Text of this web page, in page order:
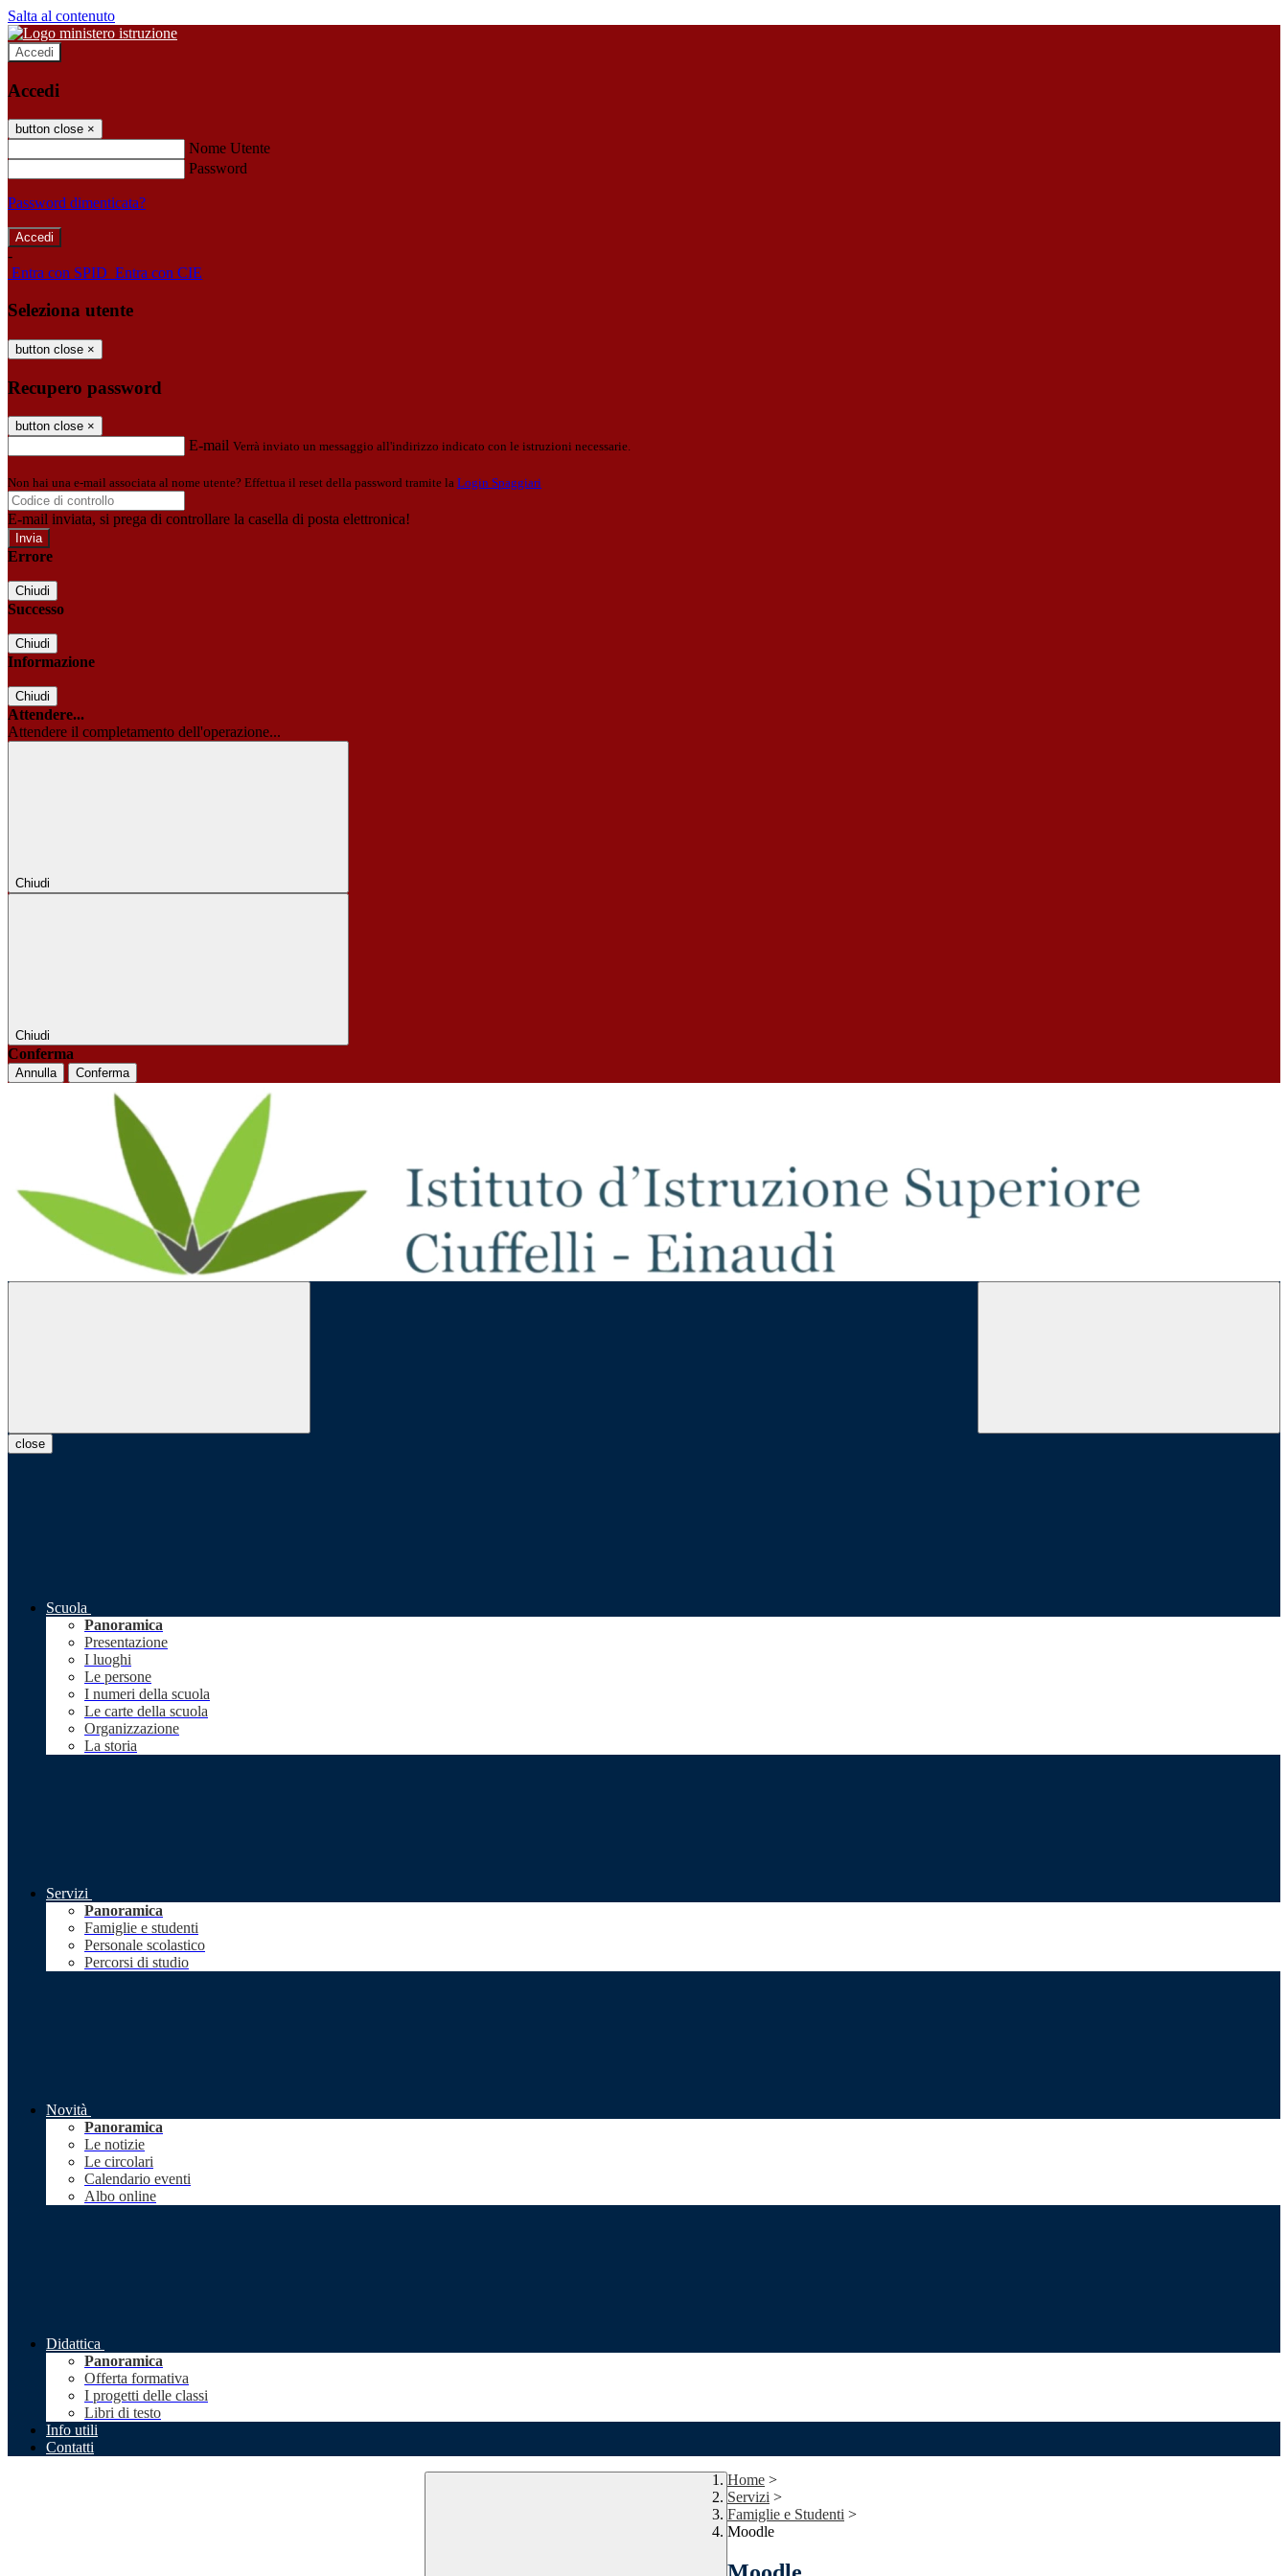
Salta al contenuto
Accedi
Accedi
button close ×
Nome Utente
Password
Password dimenticata?
-
Entra con SPID Entra con CIE
Seleziona utente
button close ×
Recupero password
button close ×
E-mail Verrà inviato un messaggio all'indirizzo indicato con le istruzioni necessarie.
Non hai una e-mail associata al nome utente? Effettua il reset della password tramite la Login Spaggiari
E-mail inviata, si prega di controllare la casella di posta elettronica!
Errore
Chiudi
Successo
Chiudi
Informazione
Chiudi
Attendere...
Attendere il completamento dell'operazione...
Chiudi
Chiudi
Conferma
Annulla Conferma
close
Scuola
Panoramica
Presentazione
I luoghi
Le persone
I numeri della scuola
Le carte della scuola
Organizzazione
La storia
Servizi
Panoramica
Famiglie e studenti
Personale scolastico
Percorsi di studio
Novità
Panoramica
Le notizie
Le circolari
Calendario eventi
Albo online
Didattica
Panoramica
Offerta formativa
I progetti delle classi
Libri di testo
Info utili
Contatti
Home >
Servizi >
Famiglie e Studenti >
Moodle